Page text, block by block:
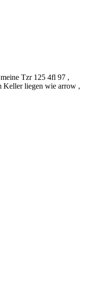
Tzr 125 4fl 97 ,
Keller liegen wie arrow ,